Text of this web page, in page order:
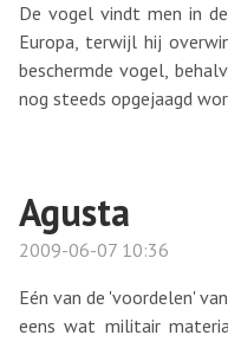
De vogel vindt men in
Europa, terwijl hij
beschermde vogel,
nog steeds opgejaagd
Agusta
2009-06-07 10:36
Eén van de 'voordelen'
eens wat militair